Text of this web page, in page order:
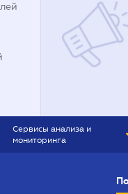
Сервисы анализа и
мониторинга